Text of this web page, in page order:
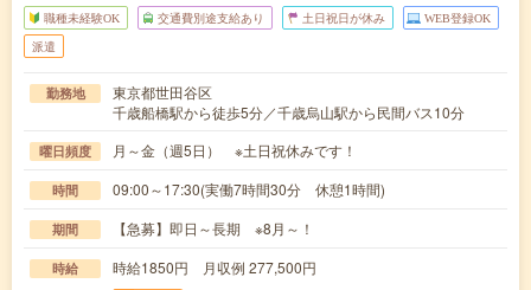
職種未経験OK 交通費別途支給あり 土日祝日が休み WEB登録OK
派遣
勤務地
東京都世田谷区
千歳船橋駅から徒歩5分／千歳烏山駅から民間バス10分
曜日頻度 月～金（週5日） ※土日祝休みです！
時間 09:00～17:30(実働7時間30分 休憩1時間)
期間 【急募】即日～長期 ※8月～！
時給 時給1850円 月収例 277,500円